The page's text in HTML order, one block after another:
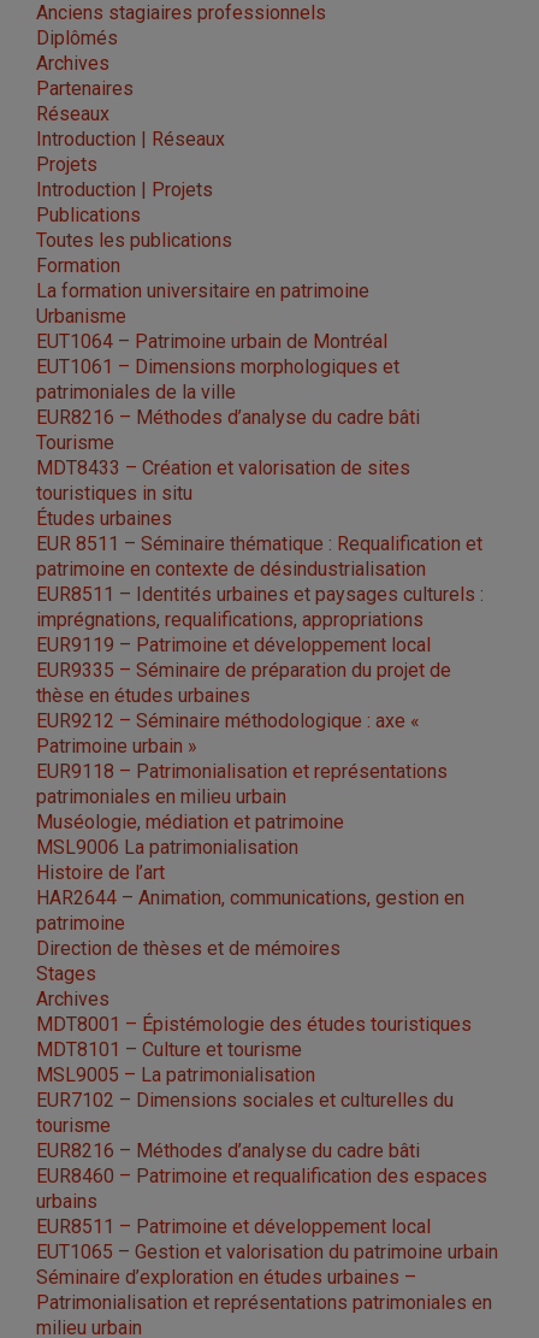
Anciens stagiaires professionnels
Diplômés
Archives
Partenaires
Réseaux
Introduction | Réseaux
Projets
Introduction | Projets
Publications
Toutes les publications
Formation
La formation universitaire en patrimoine
Urbanisme
EUT1064 – Patrimoine urbain de Montréal
EUT1061 – Dimensions morphologiques et
patrimoniales de la ville
EUR8216 – Méthodes d’analyse du cadre bâti
Tourisme
MDT8433 – Création et valorisation de sites
touristiques in situ
Études urbaines
EUR 8511 – Séminaire thématique : Requalification et
patrimoine en contexte de désindustrialisation
EUR8511 – Identités urbaines et paysages culturels :
imprégnations, requalifications, appropriations
EUR9119 – Patrimoine et développement local
EUR9335 – Séminaire de préparation du projet de
thèse en études urbaines
EUR9212 – Séminaire méthodologique : axe «
Patrimoine urbain »
EUR9118 – Patrimonialisation et représentations
patrimoniales en milieu urbain
Muséologie, médiation et patrimoine
MSL9006 La patrimonialisation
Histoire de l’art
HAR2644 – Animation, communications, gestion en
patrimoine
Direction de thèses et de mémoires
Stages
Archives
MDT8001 – Épistémologie des études touristiques
MDT8101 – Culture et tourisme
MSL9005 – La patrimonialisation
EUR7102 – Dimensions sociales et culturelles du
tourisme
EUR8216 – Méthodes d’analyse du cadre bâti
EUR8460 – Patrimoine et requalification des espaces
urbains
EUR8511 – Patrimoine et développement local
EUT1065 – Gestion et valorisation du patrimoine urbain
Séminaire d’exploration en études urbaines –
Patrimonialisation et représentations patrimoniales en
milieu urbain